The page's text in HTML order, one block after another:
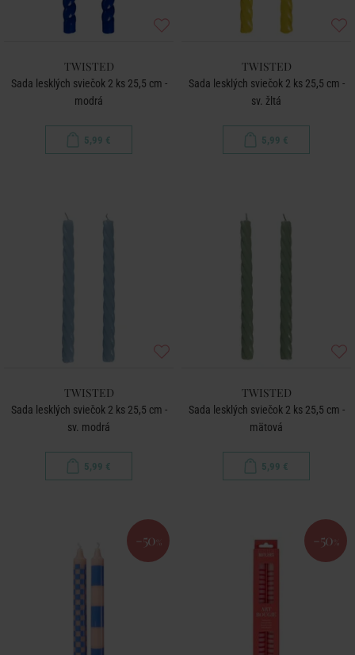
TWISTED
Sada lesklých sviečok 2 ks 25,5 cm -
modrá
5,99 €
TWISTED
Sada lesklých sviečok 2 ks 25,5 cm -
sv. žltá
5,99 €
TWISTED
Sada lesklých sviečok 2 ks 25,5 cm -
sv. modrá
5,99 €
TWISTED
Sada lesklých sviečok 2 ks 25,5 cm -
mätová
5,99 €
-50 % -50 %